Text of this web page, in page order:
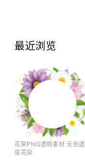
最近浏览
花架PNG透明素材 无色透
底花架